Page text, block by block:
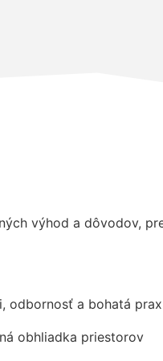
výhod a dôvodov,
odbornosť a bohatá prax
obhliadka priestorov